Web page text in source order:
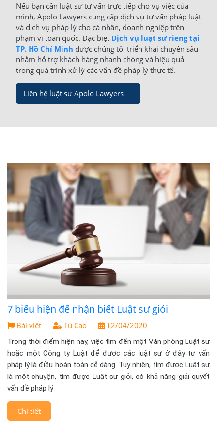
Nếu bạn cần luật sư tư vấn trực tiếp cho vụ việc của
mình, Apolo Lawyers cung cấp dịch vụ tư vấn pháp luật
và dịch vụ pháp lý cho cá nhân, doanh nghiệp trên
phạm vi toàn quốc. Đặc biệt Dịch vụ luật sư riêng tại
TP. Hồ Chí Minh được chúng tôi triển khai chuyên sâu
nhằm hỗ trợ khách hàng nhanh chóng và hiệu quả
trong quá trình xử lý các vấn đề pháp lý thực tế.
Liên hệ luật sư Apolo Lawyers
7 biểu hiện để nhận biết Luật sư giỏi
Bài viết Tú Cao 12/04/2020
Trong thời điểm hiện nay, việc tìm đến một Văn phòng Luật sư
hoặc một Công ty Luật để được các luật sư ở đây tư vấn
pháp lý là điều hoàn toàn dễ dàng. Tuy nhiên, tìm được Luật sư
là một chuyện, tìm được Luật sư giỏi, có khả năng giải quyết
vấn đề pháp lý
Chi tiết